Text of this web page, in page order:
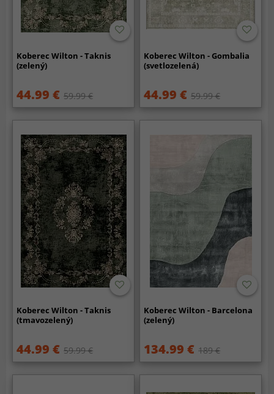
Koberec Wilton - Taknis
(zelený)
44.99 € 59.99 €
Koberec Wilton - Gombalia
(svetlozelená)
44.99 € 59.99 €
Koberec Wilton - Taknis
(tmavozelený)
44.99 € 59.99 €
Koberec Wilton - Barcelona
(zelený)
134.99 € 189 €